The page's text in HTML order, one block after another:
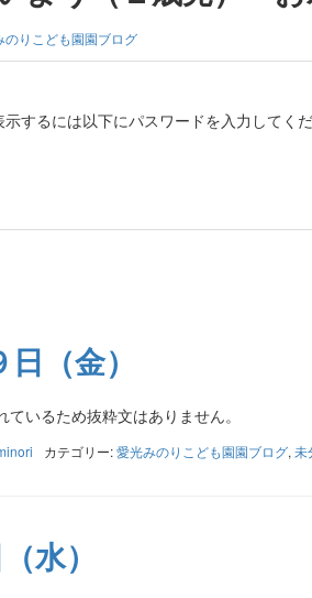
のりこども園園ブログ
するには以下にパスワードを入力してく
（金）
いるため抜粋文はありません。
カテゴリー:愛光みのりこども園園ブログ, 未
水）